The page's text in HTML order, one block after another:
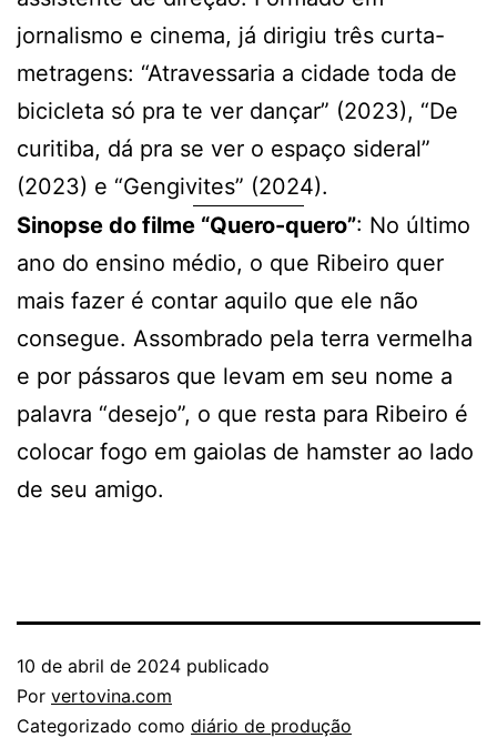
jornalismo e cinema, já dirigiu três curta-
metragens: “Atravessaria a cidade toda de
bicicleta só pra te ver dançar” (2023), “De
curitiba, dá pra se ver o espaço sideral”
(2023) e “Gengivites” (2024).
Sinopse do filme “Quero-quero”: No último
ano do ensino médio, o que Ribeiro quer
mais fazer é contar aquilo que ele não
consegue. Assombrado pela terra vermelha
e por pássaros que levam em seu nome a
palavra “desejo”, o que resta para Ribeiro é
colocar fogo em gaiolas de hamster ao lado
de seu amigo.
10 de abril de 2024 publicado
Por vertovina.com
Categorizado como diário de produção